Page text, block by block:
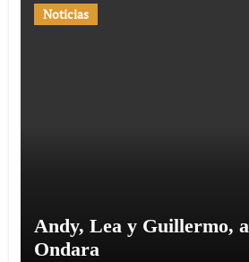
Noticias
Andy, Lea y Guillermo,
Ondara